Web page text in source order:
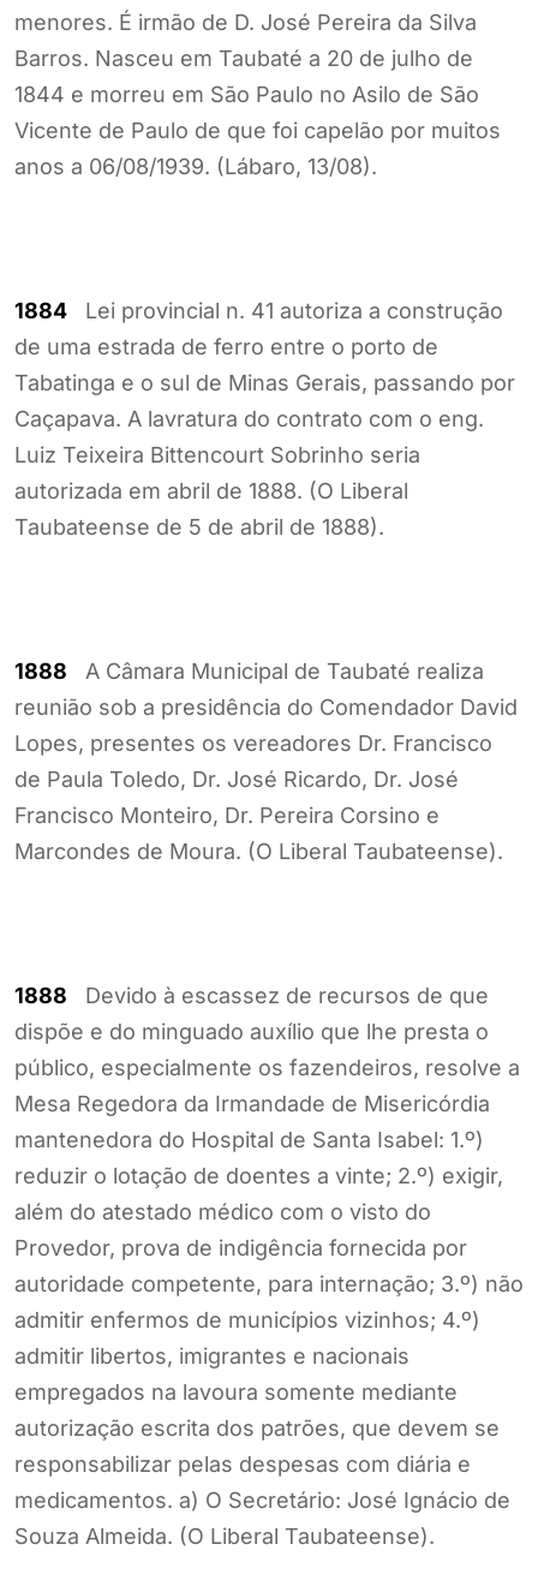
menores. É irmão de D. José Pereira da Silva
Barros. Nasceu em Taubaté a 20 de julho de
1844 e morreu em São Paulo no Asilo de São
Vicente de Paulo de que foi capelão por muitos
anos a 06/08/1939. (Lábaro, 13/08).
1884 Lei provincial n. 41 autoriza a construção
de uma estrada de ferro entre o porto de
Tabatinga e o sul de Minas Gerais, passando por
Caçapava. A lavratura do contrato com o eng.
Luiz Teixeira Bittencourt Sobrinho seria
autorizada em abril de 1888. (O Liberal
Taubateense de 5 de abril de 1888).
1888 A Câmara Municipal de Taubaté realiza
reunião sob a presidência do Comendador David
Lopes, presentes os vereadores Dr. Francisco
de Paula Toledo, Dr. José Ricardo, Dr. José
Francisco Monteiro, Dr. Pereira Corsino e
Marcondes de Moura. (O Liberal Taubateense).
1888 Devido à escassez de recursos de que
dispõe e do minguado auxílio que lhe presta o
público, especialmente os fazendeiros, resolve a
Mesa Regedora da Irmandade de Misericórdia
mantenedora do Hospital de Santa Isabel: 1.º)
reduzir o lotação de doentes a vinte; 2.º) exigir,
além do atestado médico com o visto do
Provedor, prova de indigência fornecida por
autoridade competente, para internação; 3.º) não
admitir enfermos de municípios vizinhos; 4.º)
admitir libertos, imigrantes e nacionais
empregados na lavoura somente mediante
autorização escrita dos patrões, que devem se
responsabilizar pelas despesas com diária e
medicamentos. a) O Secretário: José Ignácio de
Souza Almeida. (O Liberal Taubateense).